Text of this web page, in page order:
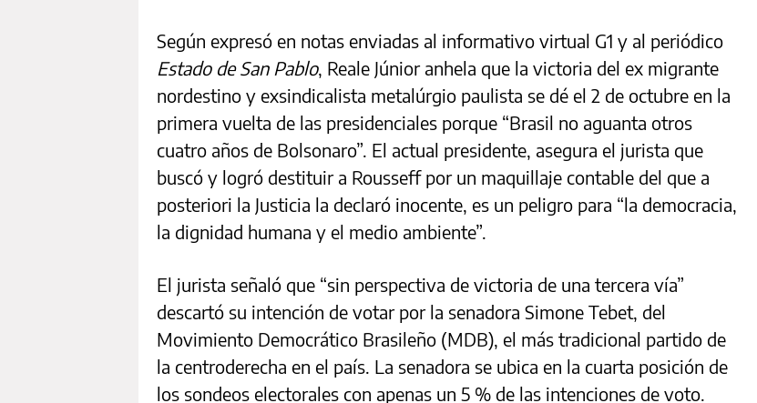
Según expresó en notas enviadas al informativo virtual G1 y al periódico
Estado de San Pablo, Reale Júnior anhela que la victoria del ex migrante
nordestino y exsindicalista metalúrgio paulista se dé el 2 de octubre en la
primera vuelta de las presidenciales porque “Brasil no aguanta otros
cuatro años de Bolsonaro”. El actual presidente, asegura el jurista que
buscó y logró destituir a Rousseff por un maquillaje contable del que a
posteriori la Justicia la declaró inocente, es un peligro para “la democracia,
la dignidad humana y el medio ambiente”.
El jurista señaló que “sin perspectiva de victoria de una tercera vía”
descartó su intención de votar por la senadora Simone Tebet, del
Movimiento Democrático Brasileño (MDB), el más tradicional partido de
la centroderecha en el país. La senadora se ubica en la cuarta posición de
los sondeos electorales con apenas un 5 % de las intenciones de voto.